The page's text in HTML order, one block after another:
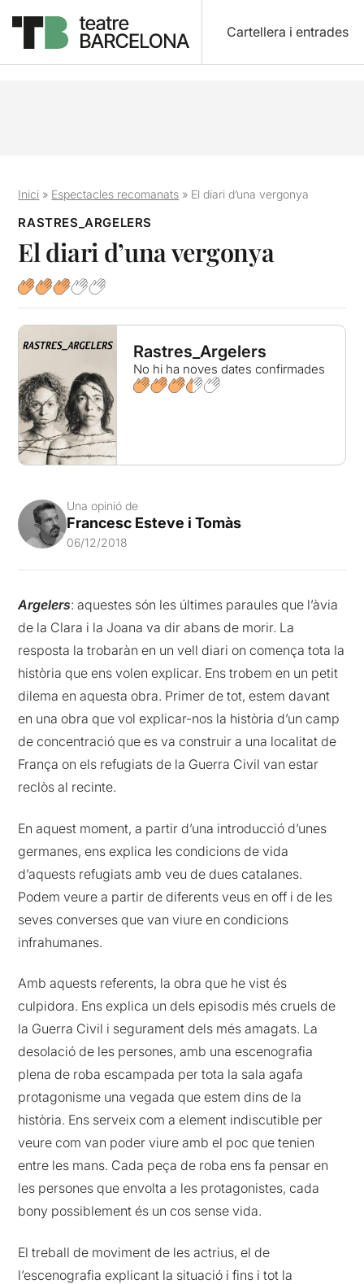
Cartellera i entrades
Inici » Espectacles recomanats » El diari d’una vergonya
RASTRES_ARGELERS
El diari d’una vergonya
Rastres_Argelers
No hi ha noves dates confirmades
Una opinió de
Francesc Esteve i Tomàs
06/12/2018
Argelers: aquestes són les últimes paraules que l’àvia
de la Clara i la Joana va dir abans de morir. La
resposta la trobaràn en un vell diari on comença tota la
història que ens volen explicar. Ens trobem en un petit
dilema en aquesta obra. Primer de tot, estem davant
en una obra que vol explicar-nos la història d’un camp
de concentració que es va construir a una localitat de
França on els refugiats de la Guerra Civil van estar
reclòs al recinte.
En aquest moment, a partir d’una introducció d’unes
germanes, ens explica les condicions de vida
d’aquests refugiats amb veu de dues catalanes.
Podem veure a partir de diferents veus en off i de les
seves converses que van viure en condicions
infrahumanes.
Amb aquests referents, la obra que he vist és
culpidora. Ens explica un dels episodis més cruels de
la Guerra Civil i segurament dels més amagats. La
desolació de les persones, amb una escenografia
plena de roba escampada per tota la sala agafa
protagonisme una vegada que estem dins de la
història. Ens serveix com a element indiscutible per
veure com van poder viure amb el poc que tenien
entre les mans. Cada peça de roba ens fa pensar en
les persones que envolta a les protagonistes, cada
bony possiblement és un cos sense vida.
El treball de moviment de les actrius, el de
l’escenografia explicant la situació i fins i tot la